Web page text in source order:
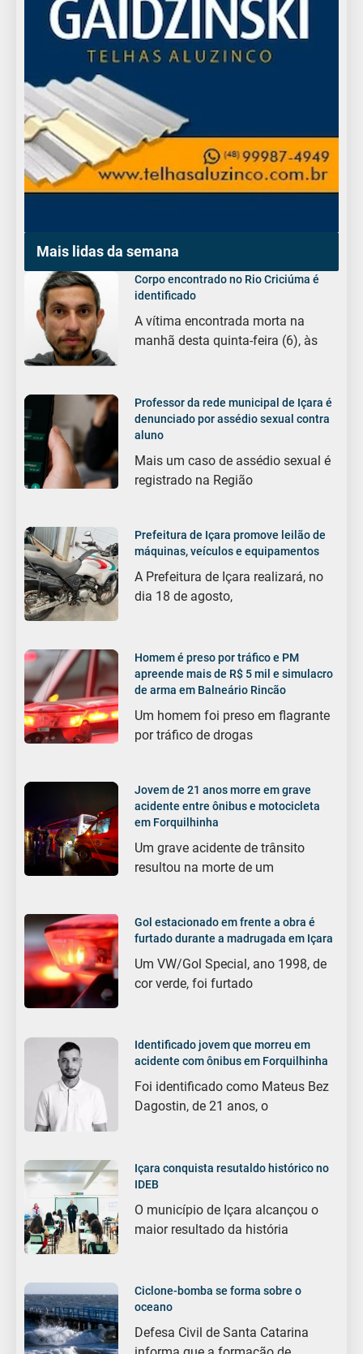
Mais lidas da semana
Corpo encontrado no Rio Criciúma é
identificado
A vítima encontrada morta na
manhã desta quinta-feira (6), às
Professor da rede municipal de Içara é
denunciado por assédio sexual contra
aluno
Mais um caso de assédio sexual é
registrado na Região
Prefeitura de Içara promove leilão de
máquinas, veículos e equipamentos
A Prefeitura de Içara realizará, no
dia 18 de agosto,
Homem é preso por tráfico e PM
apreende mais de R$ 5 mil e simulacro
de arma em Balneário Rincão
Um homem foi preso em flagrante
por tráfico de drogas
Jovem de 21 anos morre em grave
acidente entre ônibus e motocicleta
em Forquilhinha
Um grave acidente de trânsito
resultou na morte de um
Gol estacionado em frente a obra é
furtado durante a madrugada em Içara
Um VW/Gol Special, ano 1998, de
cor verde, foi furtado
Identificado jovem que morreu em
acidente com ônibus em Forquilhinha
Foi identificado como Mateus Bez
Dagostin, de 21 anos, o
Içara conquista resutaldo histórico no
IDEB
O município de Içara alcançou o
maior resultado da história
Ciclone-bomba se forma sobre o
oceano
Defesa Civil de Santa Catarina